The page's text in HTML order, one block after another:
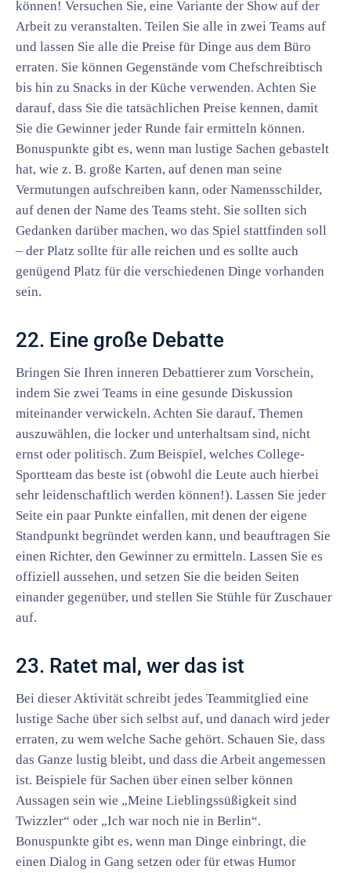
können! Versuchen Sie, eine Variante der Show auf der
Arbeit zu veranstalten. Teilen Sie alle in zwei Teams auf
und lassen Sie alle die Preise für Dinge aus dem Büro
erraten. Sie können Gegenstände vom Chefschreibtisch
bis hin zu Snacks in der Küche verwenden. Achten Sie
darauf, dass Sie die tatsächlichen Preise kennen, damit
Sie die Gewinner jeder Runde fair ermitteln können.
Bonuspunkte gibt es, wenn man lustige Sachen gebastelt
hat, wie z. B. große Karten, auf denen man seine
Vermutungen aufschreiben kann, oder Namensschilder,
auf denen der Name des Teams steht. Sie sollten sich
Gedanken darüber machen, wo das Spiel stattfinden soll
– der Platz sollte für alle reichen und es sollte auch
genügend Platz für die verschiedenen Dinge vorhanden
sein.
22. Eine große Debatte
Bringen Sie Ihren inneren Debattierer zum Vorschein,
indem Sie zwei Teams in eine gesunde Diskussion
miteinander verwickeln. Achten Sie darauf, Themen
auszuwählen, die locker und unterhaltsam sind, nicht
ernst oder politisch. Zum Beispiel, welches College-
Sportteam das beste ist (obwohl die Leute auch hierbei
sehr leidenschaftlich werden können!). Lassen Sie jeder
Seite ein paar Punkte einfallen, mit denen der eigene
Standpunkt begründet werden kann, und beauftragen Sie
einen Richter, den Gewinner zu ermitteln. Lassen Sie es
offiziell aussehen, und setzen Sie die beiden Seiten
einander gegenüber, und stellen Sie Stühle für Zuschauer
auf.
23. Ratet mal, wer das ist
Bei dieser Aktivität schreibt jedes Teammitglied eine
lustige Sache über sich selbst auf, und danach wird jeder
erraten, zu wem welche Sache gehört. Schauen Sie, dass
das Ganze lustig bleibt, und dass die Arbeit angemessen
ist. Beispiele für Sachen über einen selber können
Aussagen sein wie „Meine Lieblingssüßigkeit sind
Twizzler“ oder „Ich war noch nie in Berlin“.
Bonuspunkte gibt es, wenn man Dinge einbringt, die
einen Dialog in Gang setzen oder für etwas Humor